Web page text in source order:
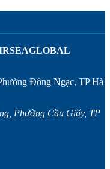
Đông Ngạc, TP Hà
Phường Cầu Giấy, TP